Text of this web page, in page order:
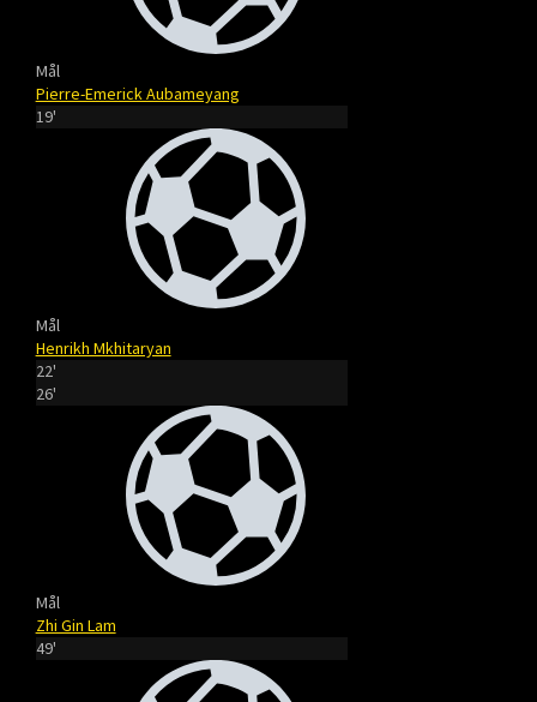
Mål
Pierre-Emerick Aubameyang
19'
Mål
Henrikh Mkhitaryan
22'
26'
Mål
Zhi Gin Lam
49'